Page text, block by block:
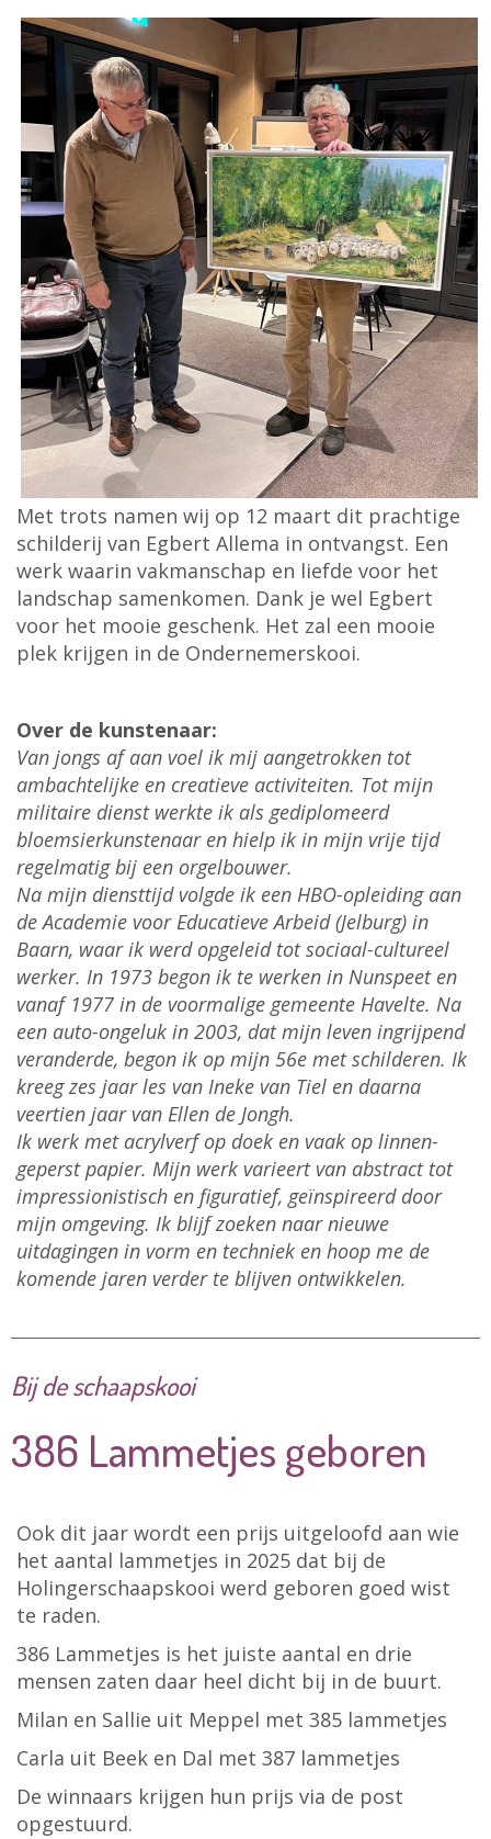
Met trots namen wij op 12 maart dit prachtige
schilderij van Egbert Allema in ontvangst. Een
werk waarin vakmanschap en liefde voor het
landschap samenkomen. Dank je wel Egbert
voor het mooie geschenk. Het zal een mooie
plek krijgen in de Ondernemerskooi.
Over de kunstenaar:
Van jongs af aan voel ik mij aangetrokken tot
ambachtelijke en creatieve activiteiten. Tot mijn
militaire dienst werkte ik als gediplomeerd
bloemsierkunstenaar en hielp ik in mijn vrije tijd
regelmatig bij een orgelbouwer.
Na mijn diensttijd volgde ik een HBO-opleiding aan
de Academie voor Educatieve Arbeid (Jelburg) in
Baarn, waar ik werd opgeleid tot sociaal-cultureel
werker. In 1973 begon ik te werken in Nunspeet en
vanaf 1977 in de voormalige gemeente Havelte. Na
een auto-ongeluk in 2003, dat mijn leven ingrijpend
veranderde, begon ik op mijn 56e met schilderen. Ik
kreeg zes jaar les van Ineke van Tiel en daarna
veertien jaar van Ellen de Jongh.
Ik werk met acrylverf op doek en vaak op linnen-
geperst papier. Mijn werk varieert van abstract tot
impressionistisch en figuratief, geïnspireerd door
mijn omgeving. Ik blijf zoeken naar nieuwe
uitdagingen in vorm en techniek en hoop me de
komende jaren verder te blijven ontwikkelen.
Bij de schaapskooi
386 Lammetjes geboren
Ook dit jaar wordt een prijs uitgeloofd aan wie
het aantal lammetjes in 2025 dat bij de
Holingerschaapskooi werd geboren goed wist
te raden.
386 Lammetjes is het juiste aantal en drie
mensen zaten daar heel dicht bij in de buurt.
Milan en Sallie uit Meppel met 385 lammetjes
Carla uit Beek en Dal met 387 lammetjes
De winnaars krijgen hun prijs via de post
opgestuurd.